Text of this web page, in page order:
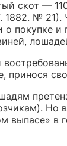
скот —
1882. № 21).
о покупке и
принося
Но
выпасе» в